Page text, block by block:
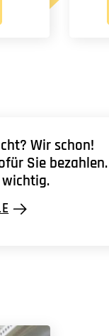
Wir schon!
Sie bezahlen.